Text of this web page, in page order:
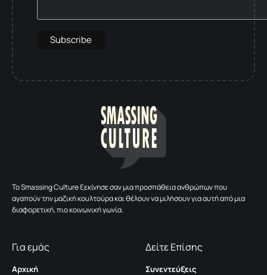
To Smassing Culture ξεκίνησε σαν μια προσπάθεια ανθρώπων που
αγαπούν την μαζική κουλτούρα και θέλουν να μιλήσουν για αυτή από μια
διαφορετική, πιο κοινωνική γωνία.
Για εμάς
Αρχική
Δείτε Επίσης
Συνεντεύξεις